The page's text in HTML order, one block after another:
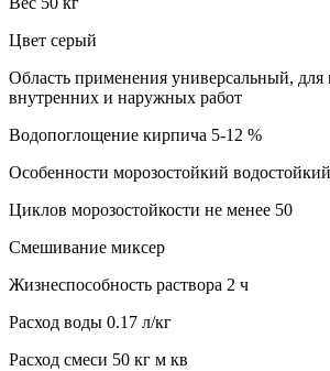
Цвет серый
Область применения универсальный, для
внутренних и наружных работ
Водопоглощение кирпича 5-12 %
Особенности морозостойкий водостойкий
Циклов морозостойкости не менее 50
Смешивание миксер
Жизнеспособность раствора 2 ч
Расход воды 0.17 л/кг
Расход смеси 50 кг м кв